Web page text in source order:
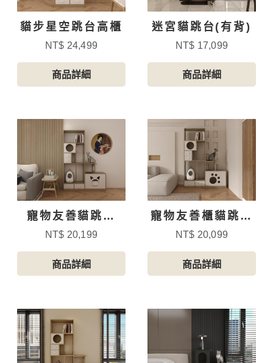
貓步星空跳台高櫃
NT$ 24,499
商品詳細
迷宮貓跳台(有背)
NT$ 17,099
商品詳細
寵物友善貓跳台
屋-2
NT$ 20,199
商品詳細
寵物友善櫃貓跳台
屋
NT$ 20,099
商品詳細